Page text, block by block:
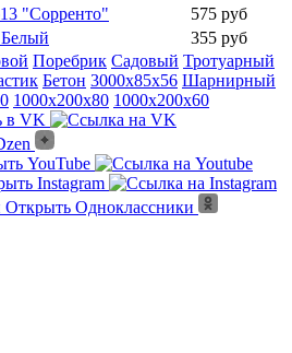
"Сорренто"
575 руб
355 руб
Поребрик Садовый Тротуарный
Бетон 3000х85х56 Шарнирный
1000х200х80 1000х200х60
в VK
YouTube
Instagram
Открыть Одноклассники